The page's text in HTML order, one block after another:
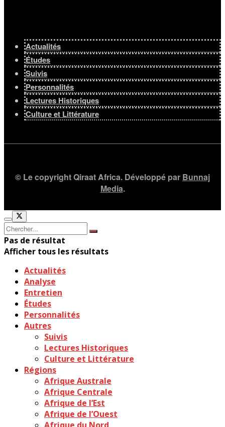
Actualités
Études
Suivis
Personnalités
Lectures Historiques
Culture et Littérature
© Le copyright Qiraat Africa. Développé par Bunnaj
Media.
Pas de résultat
Afficher tous les résultats
Actualités
Analyse
Entretien
Études
Personnalités
Autres
Suivis
Lectures Historiques
Culture et Littérature
Régions
Afrique Australe
Afrique Centrale
Afrique de l’Est
Afrique de l’Ouest
Afrique du Nord